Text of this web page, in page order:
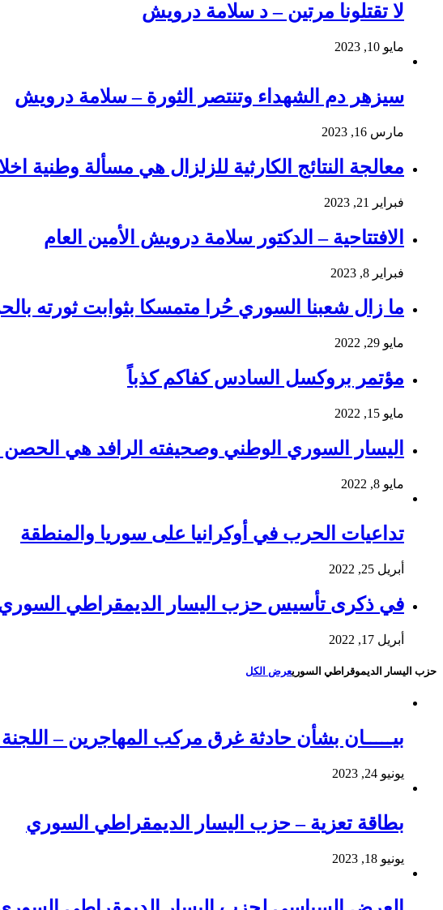
لا تقتلونا مرتين – د سلامة درويش
مايو 10, 2023
سيزهر دم الشهداء وتنتصر الثورة – سلامة درويش
مارس 16, 2023
معالجة النتائج الكارثية للزلزال هي مسألة وطنية
فبراير 21, 2023
الافتتاحية – الدكتور سلامة درويش الأمين العام
فبراير 8, 2023
ما زال شعبنا السوري حُرا متمسكا بثوابت ثورته
مايو 29, 2022
مؤتمر بروكسل السادس كفاكم كذباً
مايو 15, 2022
اليسار السوري الوطني وصحيفته الرافد هي الحصن
مايو 8, 2022
تداعيات الحرب في أوكرانيا على سوريا والمنطقة
أبريل 25, 2022
في ذكرى تأسيس حزب اليسار الديمقراطي
أبريل 17, 2022
حزب اليسار الديموقراطي السوريعرض الكل
بيـــــان بشأن حادثة غرق مركب المهاجرين –
يونيو 24, 2023
بطاقة تعزية – حزب اليسار الديمقراطي السوري
يونيو 18, 2023